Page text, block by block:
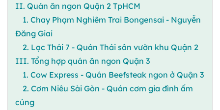
II. Quán ăn ngon Quận 2 TpHCM
1. Chay Phạm Nghiêm Trai Bongensai - Nguyễn
Đăng Giai
2. Lạc Thái 7 - Quán Thái sân vườn khu Quận 2
III. Tổng hợp quán ăn ngon Quận 3
1. Cow Express - Quán Beefsteak ngon ở Quận 3
2. Cơm Niêu Sài Gòn - Quán cơm gia đình ấm
cúng